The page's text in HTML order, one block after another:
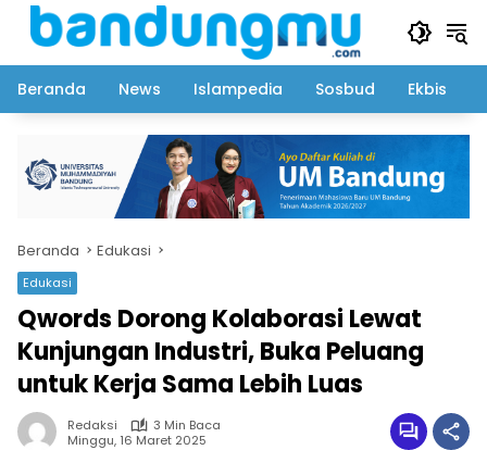
Langsung
Beranda
News Islampedia Sosbud Ekbis
Beranda Edukasi
Edukasi
Qwords Dorong Kolaborasi Lewat
Kunjungan Industri, Buka Peluang
untuk Kerja Sama Lebih Luas
Redaksi
3 Min Baca
Minggu, 16 Maret 2025